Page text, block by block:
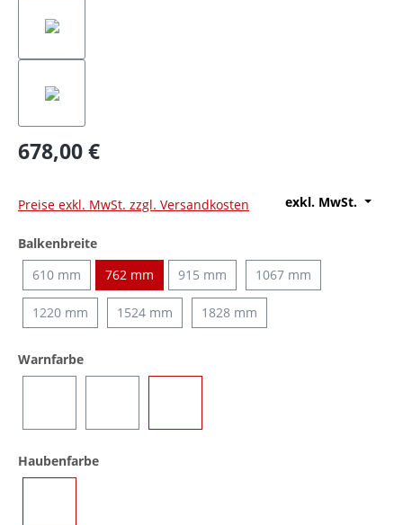
678,00 €
exkl. MwSt.
Preise exkl. MwSt. zzgl. Versandkosten
Balkenbreiteauswählen
610 mm
762 mm 915 mm 1067 mm
1220 mm 1524 mm 1828 mm
Warnfarbeauswählen
Haubenfarbeauswählen